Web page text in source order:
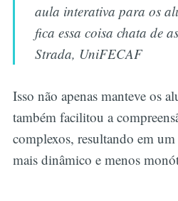
aula interativa para os
fica essa coisa chata de
Strada, UniFECAF
Isso não apenas manteve os
também facilitou a
complexos, resultando em
mais dinâmico e menos